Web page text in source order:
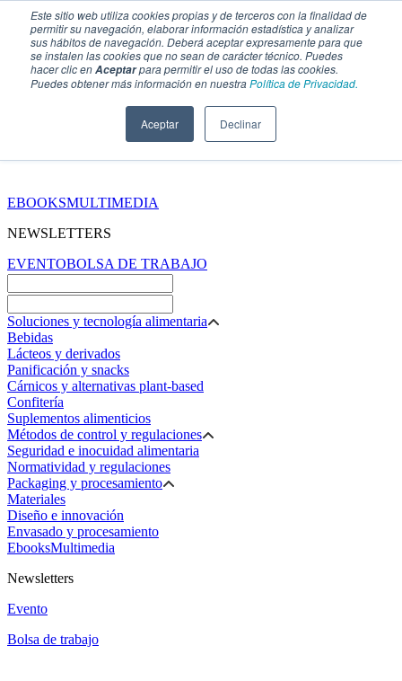
Este sitio web utiliza cookies propias y de terceros con la finalidad de
permitir su navegación, elaborar información estadística y analizar
sus hábitos de navegación. Deberá aceptar expresamente para que
se instalen las cookies que no sean de carácter técnico. Puedes
hacer clic enAceptarpara permitir el uso de todas las cookies.
Puedes obtener más información en nuestraPolítica de Privacidad.
Aceptar Declinar
EBOOKSMULTIMEDIA
NEWSLETTERS
EVENTOBOLSA DE TRABAJO
Soluciones y tecnología alimentaria
Bebidas
Lácteos y derivados
Panificación y snacks
Cárnicos y alternativas plant-based
Confitería
Suplementos alimenticios
Métodos de control y regulaciones
Seguridad e inocuidad alimentaria
Normatividad y regulaciones
Packaging y procesamiento
Materiales
Diseño e innovación
Envasado y procesamiento
EbooksMultimedia
Newsletters
Evento
Bolsa de trabajo